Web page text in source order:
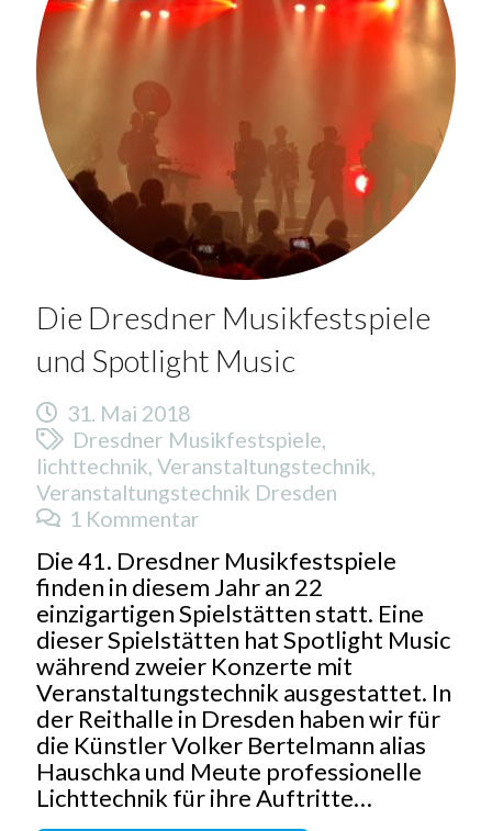
Die Dresdner Musikfestspiele
und Spotlight Music
31. Mai 2018
Dresdner Musikfestspiele
lichttechnik Veranstaltungstechnik
Veranstaltungstechnik Dresden
1 Kommentar
Die 41. Dresdner Musikfestspiele
finden in diesem Jahr an 22
einzigartigen Spielstätten statt. Eine
dieser Spielstätten hat Spotlight Music
während zweier Konzerte mit
Veranstaltungstechnik ausgestattet. In
der Reithalle in Dresden haben wir für
die Künstler Volker Bertelmann alias
Hauschka und Meute professionelle
Lichttechnik für ihre Auftritte…